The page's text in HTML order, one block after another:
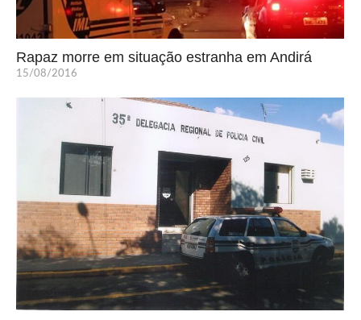
Rapaz morre em situação estranha em Andirá
15/08/2016